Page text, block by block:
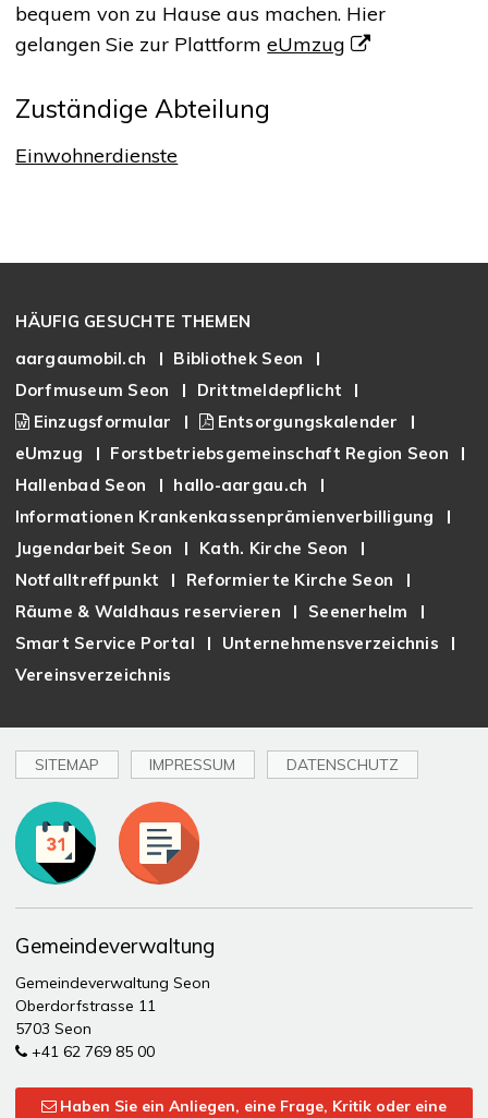
bequem von zu Hause aus machen. Hier
gelangen Sie zur PlattformeUmzug
Zuständige Abteilung
Einwohnerdienste
HÄUFIG GESUCHTE THEMEN
aargaumobil.ch
Bibliothek Seon
Dorfmuseum Seon
Drittmeldepflicht
Einzugsformular
Entsorgungskalender
eUmzug
Forstbetriebsgemeinschaft Region Seon
Hallenbad Seon
hallo-aargau.ch
Informationen Krankenkassenprämienverbilligung
Jugendarbeit Seon
Kath. Kirche Seon
Notfalltreffpunkt
Reformierte Kirche Seon
Räume & Waldhaus reservieren
Seenerhelm
Smart Service Portal
Unternehmensverzeichnis
Vereinsverzeichnis
SITEMAP IMPRESSUM DATENSCHUTZ
Toplinks
Gemeindeverwaltung
Gemeindeverwaltung Seon
Oberdorfstrasse 11
5703 Seon
+41 62 769 85 00
Haben Sie ein Anliegen, eine Frage, Kritik oder eine